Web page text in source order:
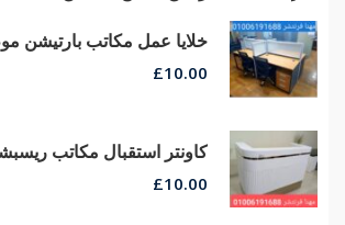
£10.00
£10.00